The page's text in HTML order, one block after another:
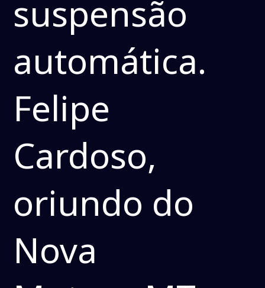
suspensão
automática.
Felipe
Cardoso,
oriundo do
Nova